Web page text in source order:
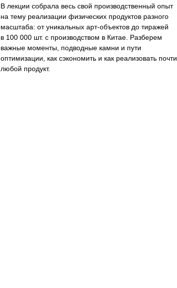
В лекции собрала весь свой производственный опыт
на тему реализации физических продуктов разного
масштаба: от уникальных арт-объектов до тиражей
в 100 000 шт. с производством в Китае. Разберем
важные моменты, подводные камни и пути
оптимизации, как сэкономить и как реализовать почти
любой продукт.